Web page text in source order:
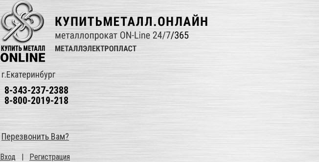
г.Екатеринбург
8-343-237-2388
8-800-2019-218
Перезвонить Вам?
Вход | Регистрация